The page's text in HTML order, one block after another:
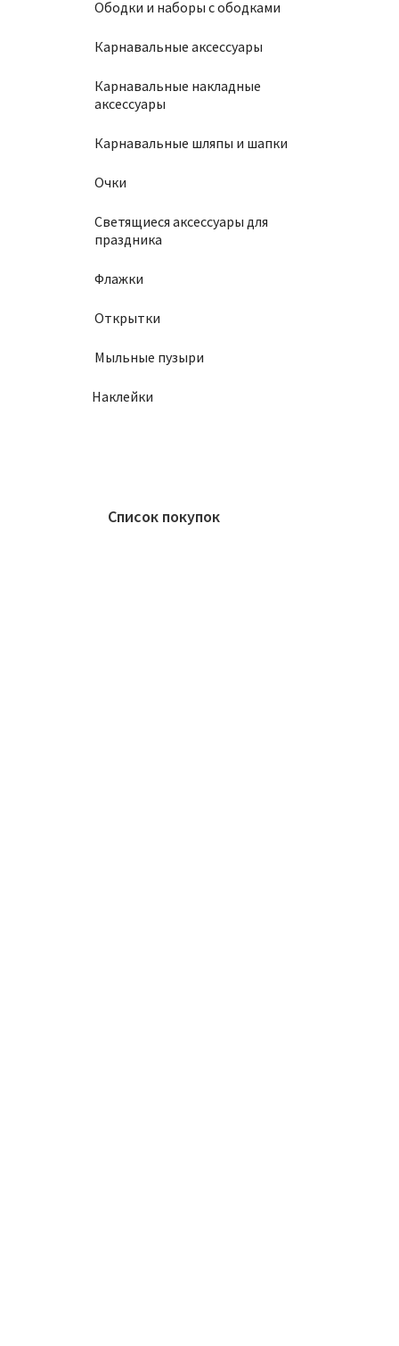
Ободки и наборы с ободками
Карнавальные аксессуары
Карнавальные накладные
аксессуары
Карнавальные шляпы и шапки
Очки
Светящиеся аксессуары для
праздника
Флажки
Открытки
Мыльные пузыри
Наклейки
Список покупок